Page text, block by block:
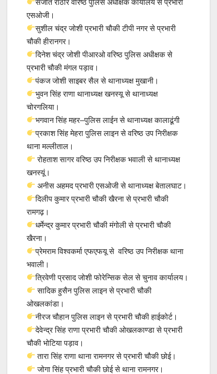
संजीत राठौर वरिष्ठ पुलिस अधीक्षक कार्यालय से प्रभारी
एसओजी।
सुशील चंद्र जोशी प्रभारी चौकी टीपी नगर से प्रभारी
चौकी हीरानगर।
दिनेश चंद्र जोशी पीआरओ वरिष्ठ पुलिस अधीक्षक से
प्रभारी चौकी मंगल पड़ाव।
पंकज जोशी साइबर सैल से थानाध्यक्ष मुखानी।
भुवन सिंह राणा थानाध्यक्ष खनस्यू से थानाध्यक्ष
चोरगलिया।
भगवान सिंह महर–पुलिस लाईन से थानाध्यक्ष कालाढूंगी
प्रकाश सिंह मेहरा पुलिस लाइन से वरिष्ठ उप निरीक्षक
थाना मल्लीताल।
रोहताश सागर वरिष्ठ उप निरीक्षक भवाली से थानाध्यक्ष
खनस्यूं।
अनीस अहमद प्रभारी एसओजी से थानाध्यक्ष बेतालघाट।
दिलीप कुमार प्रभारी चौकी खैरना से प्रभारी चौकी
रामगढ़।
धर्मेन्द्र कुमार प्रभारी चौकी मंगोली से प्रभारी चौकी
खैरना।
प्रेमराम विश्वकर्मा एफएफयू से वरिष्ठ उप निरीक्षक थाना
भवाली।
त्रिवेणी प्रसाद जोशी फोरेन्सिक सेल से चुनाव कार्यालय।
सादिक हुसैन पुलिस लाइन से प्रभारी चौकी
ओखलकांडा।
नीरज चौहान पुलिस लाइन से प्रभारी चौकी हाईकोर्ट।
देवेन्द्र सिंह राणा प्रभारी चौकी ओखलकाण्डा से प्रभारी
चौकी भोटिया पड़ाव।
तारा सिंह राणा थाना रामनगर से प्रभारी चौकी छोई।
जोगा सिंह प्रभारी चौकी छोई से थाना रामनगर।